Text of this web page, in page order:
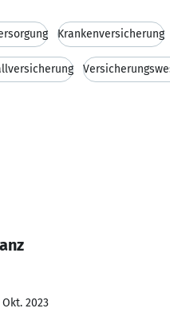
Krankenversicherung
2023